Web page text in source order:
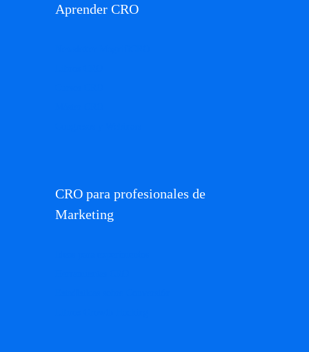
Aprender CRO
CRO para profesionales de
Marketing